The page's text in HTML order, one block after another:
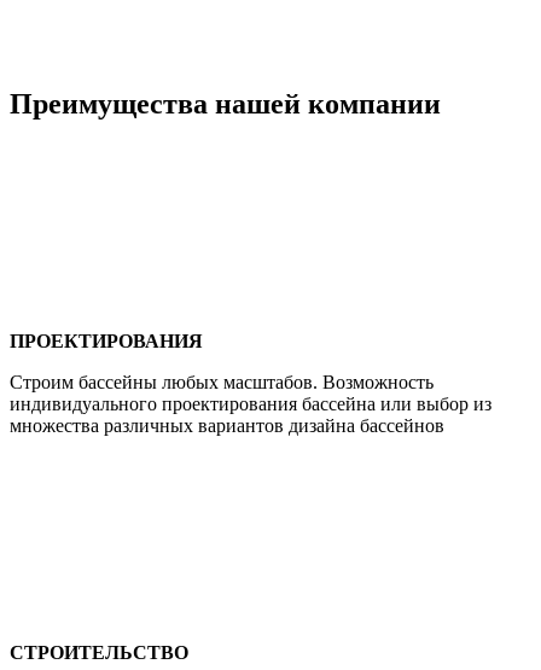
Преимущества нашей компании
ПРОЕКТИРОВАНИЯ
Строим бассейны любых масштабов. Возможность
индивидуального проектирования бассейна или выбор из
множества различных вариантов дизайна бассейнов
СТРОИТЕЛЬСТВО